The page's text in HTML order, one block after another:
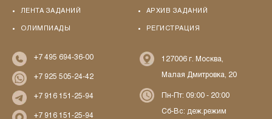
ЛЕНТА ЗАДАНИЙ
ОЛИМПИАДЫ
АРХИВ ЗАДАНИЙ
РЕГИСТРАЦИЯ
+7 495 694-36-00
+7 925 505-24-42
+7 916 151-25-94
+7 916 151-25-94
127006 г. Москва,
Малая Дмитровка, 20
Пн-Пт: 09:00 - 20:00
Сб-Вс: деж.режим